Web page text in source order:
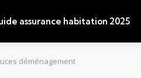
assurance habitation 2025
déménagement